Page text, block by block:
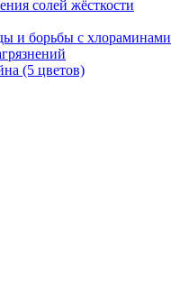
солей жёсткости
и борьбы с хлораминами
(5 цветов)